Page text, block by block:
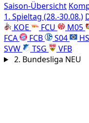
Saison-Übersicht
1. Spieltag (28.-30.08.)
KOE
FCU M05
FCA
FCB S04
SVW
TSG
VFB
2. Bundesliga NEU